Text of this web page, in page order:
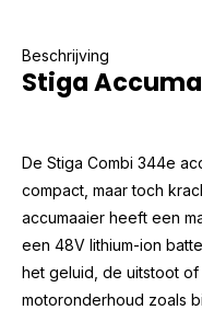
Beschrijving
Stiga
De Stiga Combi 344e
compact, maar toch
accumaaier heeft een
een 48V lithium-ion
het geluid, de uitstoot
motoronderhoud zoals